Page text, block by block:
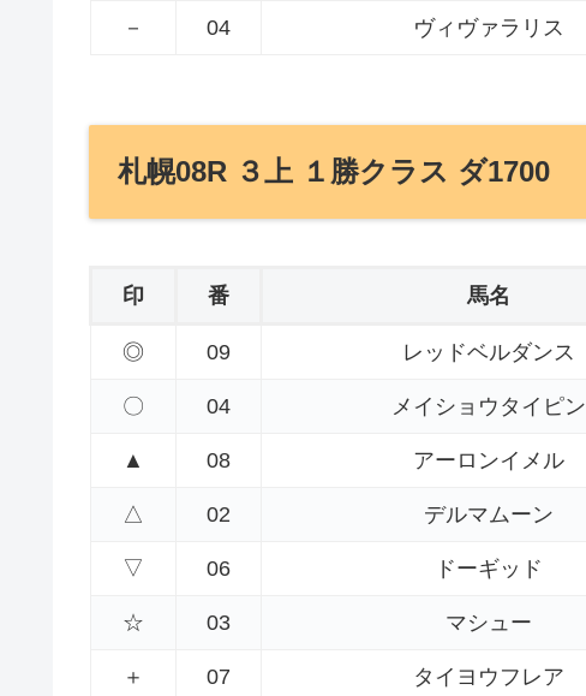
－ 04 ヴィヴァラリス
札幌08R ３上 １勝クラス ダ1700
印 番 馬名
◎ 09 レッドベルダンス
〇 04 メイショウタイピン
▲ 08 アーロンイメル
△ 02 デルマムーン
▽ 06 ドーギッド
☆ 03 マシュー
＋ 07 タイヨウフレア